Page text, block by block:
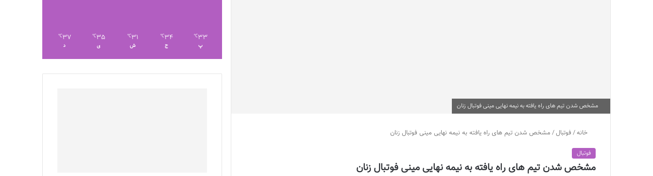
مشخص شدن تیم های راه یافته به نیمه نهایی مینی فوتبال زنان
خانه/ فوتبال/ مشخص شدن تیم های راه یافته به نیمه نهایی مینی فوتبال زنان
فوتبال
مشخص شدن تیم های راه یافته به نیمه نهایی مینی فوتبال زنان
33
℃
پ
34
℃
ج
31
℃
ش
35
℃
ی
37
℃
د